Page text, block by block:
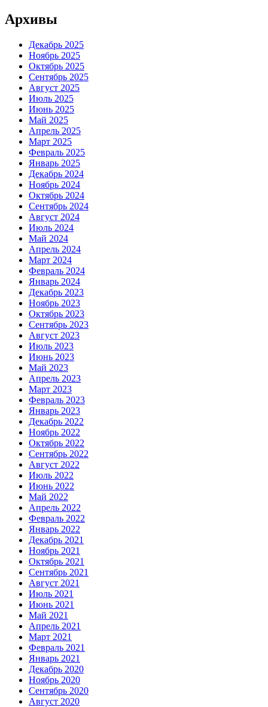
Архивы
Декабрь 2025
Ноябрь 2025
Октябрь 2025
Сентябрь 2025
Август 2025
Июль 2025
Июнь 2025
Май 2025
Апрель 2025
Март 2025
Февраль 2025
Январь 2025
Декабрь 2024
Ноябрь 2024
Октябрь 2024
Сентябрь 2024
Август 2024
Июль 2024
Май 2024
Апрель 2024
Март 2024
Февраль 2024
Январь 2024
Декабрь 2023
Ноябрь 2023
Октябрь 2023
Сентябрь 2023
Август 2023
Июль 2023
Июнь 2023
Май 2023
Апрель 2023
Март 2023
Февраль 2023
Январь 2023
Декабрь 2022
Ноябрь 2022
Октябрь 2022
Сентябрь 2022
Август 2022
Июль 2022
Июнь 2022
Май 2022
Апрель 2022
Февраль 2022
Январь 2022
Декабрь 2021
Ноябрь 2021
Октябрь 2021
Сентябрь 2021
Август 2021
Июль 2021
Июнь 2021
Май 2021
Апрель 2021
Март 2021
Февраль 2021
Январь 2021
Декабрь 2020
Ноябрь 2020
Сентябрь 2020
Август 2020